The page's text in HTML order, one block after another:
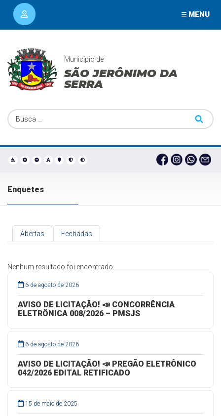
MENU
Município de
SÃO JERÔNIMO DA
SERRA
Enquetes
Abertas Fechadas
Nenhum resultado foi encontrado.
6 de agosto de 2026
AVISO DE LICITAÇÃO! 📣 CONCORRÊNCIA
ELETRÔNICA 008/2026 – PMSJS
6 de agosto de 2026
AVISO DE LICITAÇÃO! 📣 PREGÃO ELETRÔNICO
042/2026 EDITAL RETIFICADO
15 de maio de 2025